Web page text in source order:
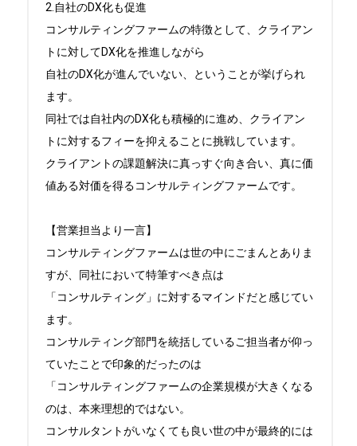
2.自社のDX化も促進
コンサルティングファームの特徴として、クライアン
トに対してDX化を推進しながら
自社のDX化が進んでいない、ということが挙げられ
ます。
同社では自社内のDX化も積極的に進め、クライアン
トに対するフィーを抑えることに挑戦しています。
クライアントの課題解決に真っすぐ向き合い、真に価
値ある対価を得るコンサルティングファームです。
【営業担当より一言】
コンサルティングファームは世の中にごまんとありま
すが、同社において特筆すべき点は
「コンサルティング」に対するマインドだと感じてい
ます。
コンサルティング部門を統括しているご担当者が仰っ
ていたことで印象的だったのは
「コンサルティングファームの企業規模が大きくなる
のは、本来理想的ではない。
コンサルタントがいなくても良い世の中が最終的には